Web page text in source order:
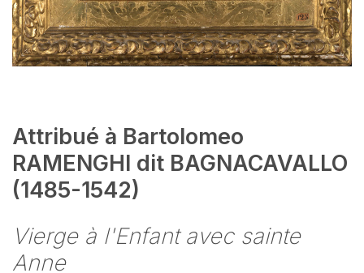
Attribué à Bartolomeo
RAMENGHI dit BAGNACAVALLO
(1485-1542)
Vierge à l'Enfant avec sainte
Anne